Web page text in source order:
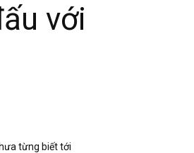
với
từng biết tới